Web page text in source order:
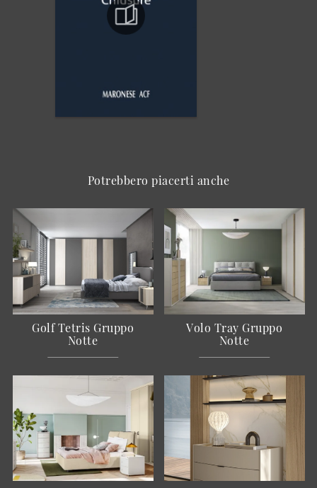
Potrebbero piacerti anche
Golf Tetris Gruppo
Notte
Volo Tray Gruppo
Notte